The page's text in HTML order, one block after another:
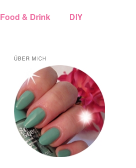
Food & Drink DIY
ÜBER MICH